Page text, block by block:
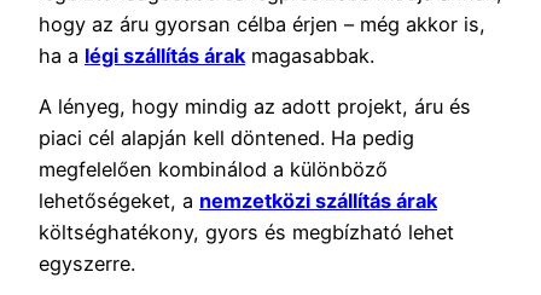
hogy az áru gyorsan célba érjen – még akkor is,
ha a légi szállítás árakmagasabbak.
A lényeg, hogy mindig az adott projekt, áru és
piaci cél alapján kell döntened. Ha pedig
megfelelően kombinálod a különböző
lehetőségeket, a nemzetközi szállítás árak
költséghatékony, gyors és megbízható lehet
egyszerre.